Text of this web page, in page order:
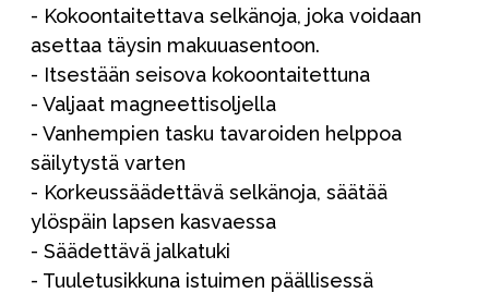
- Kokoontaitettava selkänoja, joka voidaan
asettaa täysin makuuasentoon.
- Itsestään seisova kokoontaitettuna
- Valjaat magneettisoljella
- Vanhempien tasku tavaroiden helppoa
säilytystä varten
- Korkeussäädettävä selkänoja, säätää
ylöspäin lapsen kasvaessa
- Säädettävä jalkatuki
- Tuuletusikkuna istuimen päällisessä